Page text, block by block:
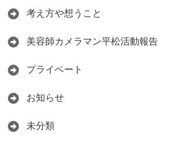
考え方や想うこと
美容師カメラマン平松活動報告
プライベート
お知らせ
未分類